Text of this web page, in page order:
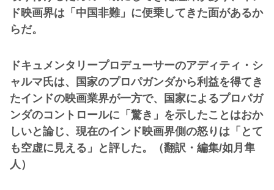
ド映画界は「中国非難」に便乗してきた面があるか
らだ。
ドキュメンタリープロデューサーのアディティ・シ
ャルマ氏は、国家のプロパガンダから利益を得てき
たインドの映画業界が一方で、国家によるプロパガ
ンダのコントロールに「驚き」を示したことはおか
しいと論じ、現在のインド映画界側の怒りは「とて
も空虚に見える」と評した。（翻訳・編集/如月隼
人）